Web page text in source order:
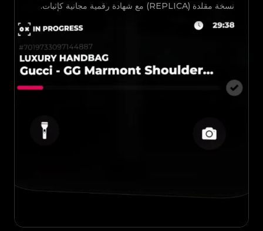
نسخة مقلدة (REPLICA) مع شهادة رقمية مجانية كإثبات.